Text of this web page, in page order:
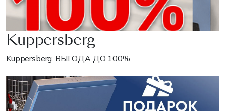
Kuppersberg
Kuppersberg. ВЫГОДА ДО 100%